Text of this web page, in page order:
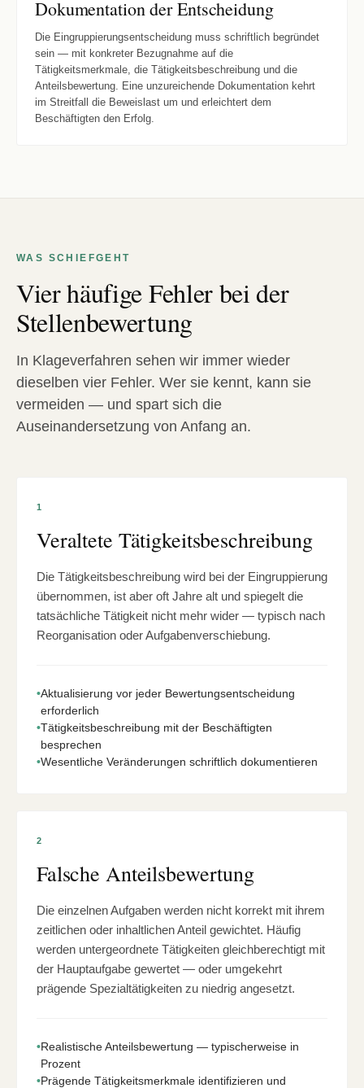
Dokumentation der Entscheidung
Die Eingruppierungsentscheidung muss schriftlich begründet
sein — mit konkreter Bezugnahme auf die
Tätigkeitsmerkmale, die Tätigkeitsbeschreibung und die
Anteilsbewertung. Eine unzureichende Dokumentation kehrt
im Streitfall die Beweislast um und erleichtert dem
Beschäftigten den Erfolg.
WAS SCHIEFGEHT
Vier häufige Fehler bei der
Stellenbewertung
In Klageverfahren sehen wir immer wieder
dieselben vier Fehler. Wer sie kennt, kann sie
vermeiden — und spart sich die
Auseinandersetzung von Anfang an.
1
Veraltete Tätigkeitsbeschreibung
Die Tätigkeitsbeschreibung wird bei der Eingruppierung
übernommen, ist aber oft Jahre alt und spiegelt die
tatsächliche Tätigkeit nicht mehr wider — typisch nach
Reorganisation oder Aufgabenverschiebung.
•Aktualisierung vor jeder Bewertungsentscheidung
erforderlich
•Tätigkeitsbeschreibung mit der Beschäftigten
besprechen
•Wesentliche Veränderungen schriftlich dokumentieren
2
Falsche Anteilsbewertung
Die einzelnen Aufgaben werden nicht korrekt mit ihrem
zeitlichen oder inhaltlichen Anteil gewichtet. Häufig
werden untergeordnete Tätigkeiten gleichberechtigt mit
der Hauptaufgabe gewertet — oder umgekehrt
prägende Spezialtätigkeiten zu niedrig angesetzt.
•Realistische Anteilsbewertung — typischerweise in
Prozent
•Prägende Tätigkeitsmerkmale identifizieren und